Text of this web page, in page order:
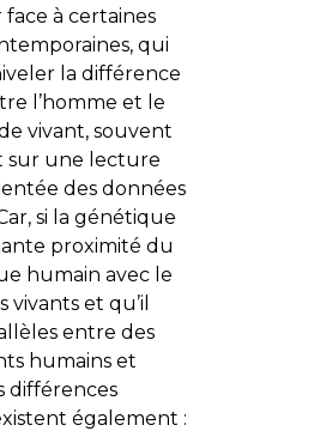
à certaines
qui
la différence
l’homme et le
vivant, souvent
sur une lecture
des données
si la génétique
proximité du
humain avec le
vivants et qu’il
entre des
humains et
différences
également :